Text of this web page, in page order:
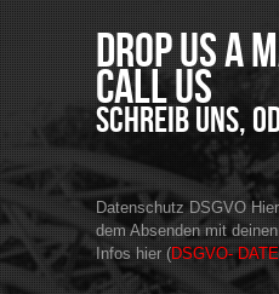
Drop us a
call us
Schreib uns,
Datenschutz DSGVO
dem Absenden mit
Infos hier (DSGVO-